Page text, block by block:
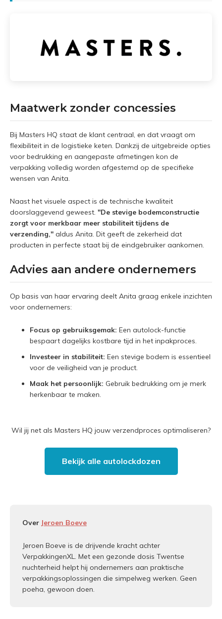
Maatwerk zonder concessies
Bij Masters HQ staat de klant centraal, en dat vraagt om
flexibiliteit in de logistieke keten. Dankzij de uitgebreide opties
voor bedrukking en aangepaste afmetingen kon de
verpakking volledig worden afgestemd op de specifieke
wensen van Anita.
Naast het visuele aspect is de technische kwaliteit
doorslaggevend geweest. "De stevige bodemconstructie
zorgt voor merkbaar meer stabiliteit tijdens de
verzending," aldus Anita. Dit geeft de zekerheid dat
producten in perfecte staat bij de eindgebruiker aankomen.
Advies aan andere ondernemers
Op basis van haar ervaring deelt Anita graag enkele inzichten
voor ondernemers:
Focus op gebruiksgemak: Een autolock-functie
bespaart dagelijks kostbare tijd in het inpakproces.
Investeer in stabiliteit: Een stevige bodem is essentieel
voor de veiligheid van je product.
Maak het persoonlijk: Gebruik bedrukking om je merk
herkenbaar te maken.
Wil jij net als Masters HQ jouw verzendproces optimaliseren?
Bekijk alle autolockdozen
Over Jeroen Boeve
Jeroen Boeve is de drijvende kracht achter
VerpakkingenXL. Met een gezonde dosis Twentse
nuchterheid helpt hij ondernemers aan praktische
verpakkingsoplossingen die simpelweg werken. Geen
poeha, gewoon doen.